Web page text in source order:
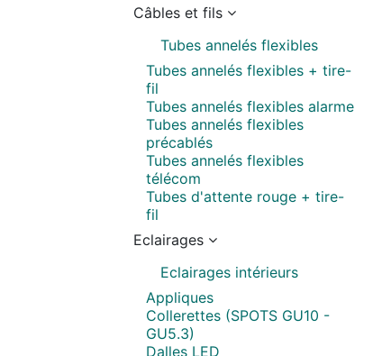
Câbles et fils
Tubes annelés flexibles
Tubes annelés flexibles + tire-
fil
Tubes annelés flexibles alarme
Tubes annelés flexibles
précablés
Tubes annelés flexibles
télécom
Tubes d'attente rouge + tire-
fil
Eclairages
Eclairages intérieurs
Appliques
Collerettes (SPOTS GU10 -
GU5.3)
Dalles LED